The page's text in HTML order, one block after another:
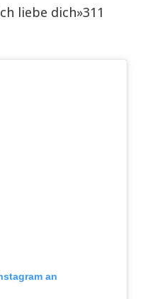
liebe dich»311
an